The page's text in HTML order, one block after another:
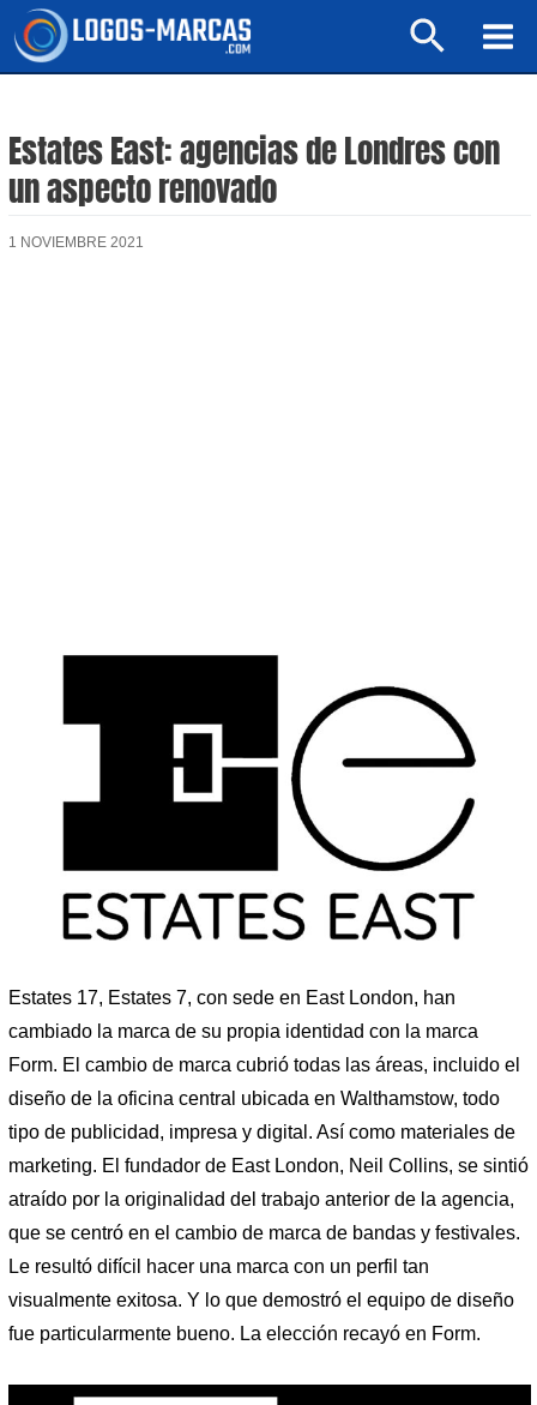
Buscar
Estates East: agencias de Londres con
un aspecto renovado
1 NOVIEMBRE 2021
Estates 17, Estates 7, con sede en East London, han
cambiado la marca de su propia identidad con la marca
Form. El cambio de marca cubrió todas las áreas, incluido el
diseño de la oficina central ubicada en Walthamstow, todo
tipo de publicidad, impresa y digital. Así como materiales de
marketing. El fundador de East London, Neil Collins, se sintió
atraído por la originalidad del trabajo anterior de la agencia,
que se centró en el cambio de marca de bandas y festivales.
Le resultó difícil hacer una marca con un perfil tan
visualmente exitosa. Y lo que demostró el equipo de diseño
fue particularmente bueno. La elección recayó en Form.